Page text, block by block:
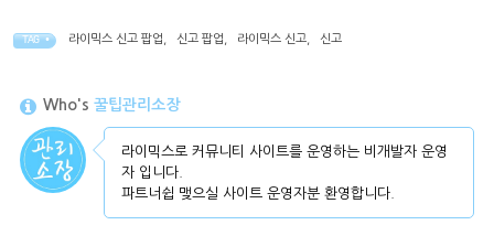
TAG • 라이믹스 신고 팝업, 신고 팝업, 라이믹스 신고, 신고
Who's 꿀팁관리소장
라이믹스로 커뮤니티 사이트를 운영하는 비개발자 운영
자 입니다.
파트너쉽 맺으실 사이트 운영자분 환영합니다.